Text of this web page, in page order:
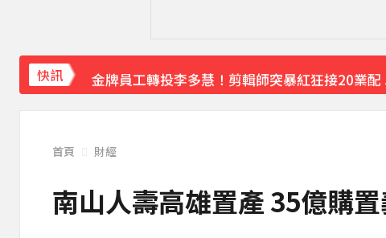
快訊
金牌員工轉投李多慧！剪輯師突暴紅狂接20業
下載東森App，隨時掌握天下大小事！
南部今演習不降速！今早10點手機狂響 違者最高
首頁 財經
南山人壽高雄置產 35億購